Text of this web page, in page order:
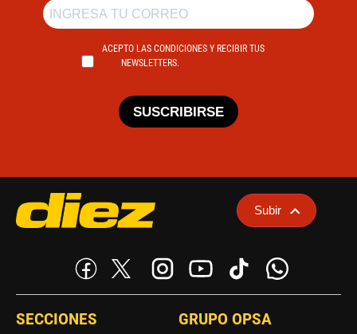
ACEPTO LAS CONDICIONES Y RECIBIR TUS
NEWSLETTERS.
SUSCRIBIRSE
Subir
SECCIONES GRUPO OPSA